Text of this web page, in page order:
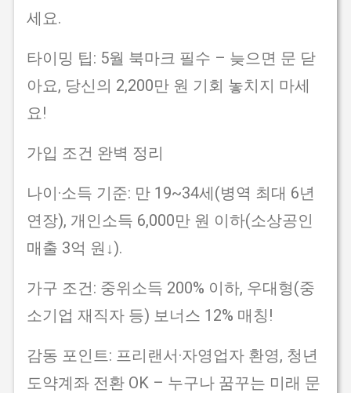
세요.
타이밍 팁: 5월 북마크 필수 – 늦으면 문 닫
아요, 당신의 2,200만 원 기회 놓치지 마세
요!
가입 조건 완벽 정리
나이·소득 기준: 만 19~34세(병역 최대 6년
연장), 개인소득 6,000만 원 이하(소상공인
매출 3억 원↓).
가구 조건: 중위소득 200% 이하, 우대형(중
소기업 재직자 등) 보너스 12% 매칭!
감동 포인트: 프리랜서·자영업자 환영, 청년
도약계좌 전환 OK – 누구나 꿈꾸는 미래 문